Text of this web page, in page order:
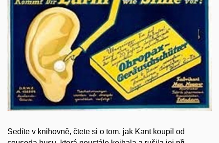
Sedíte v knihovně, čtete si o tom, jak Kant koupil od